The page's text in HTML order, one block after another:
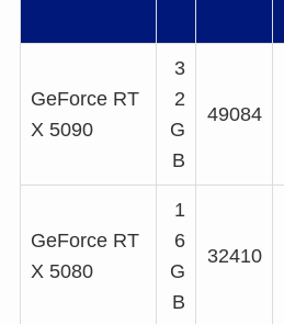
GeForce RT
X 5090
3
2
G
B
49084
GeForce RT
X 5080
1
6
G
B
32410